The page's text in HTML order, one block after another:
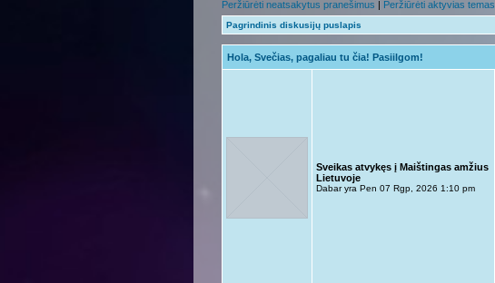
Peržiūrėti neatsakytus pranešimus | Peržiūrėti aktyvias temas
Pagrindinis diskusijų puslapis
Hola, Svečias, pagaliau tu čia! Pasiilgom!
Sveikas atvykęs į Maištingas amžius
Lietuvoje
Dabar yra Pen 07 Rgp, 2026 1:10 pm